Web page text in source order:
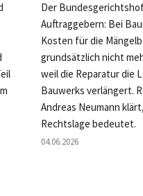
Der
Auftraggebern: Bei
Kosten für die
grundsätzlich nicht
weil die Reparatur die
Bauwerks verlängert.
Andreas Neumann
Rechtslage bedeutet.
04.06.2026